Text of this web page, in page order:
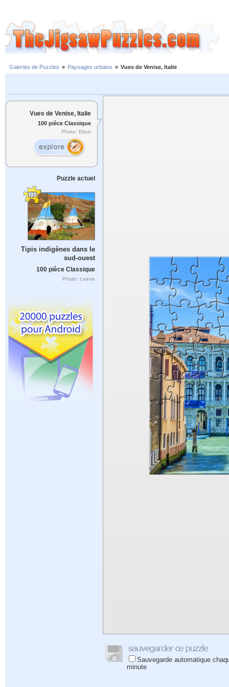
Galeries de Puzzles » Paysages urbains » Vues de Venise, Italie
Vues de Venise, Italie
100 pièce Classique
Photo: Elnur
Puzzle actuel
Tipis indigènes dans le
sud-ouest
100 pièce Classique
Photo: Leene
Sauvegarde automatique
minute